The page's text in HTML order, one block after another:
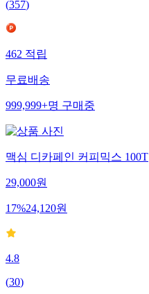
(357)
462적립
무료배송
999,999+명구매중
맥심 디카페인 커피믹스 100T
29,000원
17%24,120원
4.8
(30)